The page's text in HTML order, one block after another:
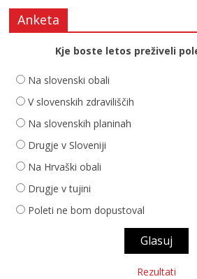
Anketa
Kje boste letos preživeli
Na slovenski obali
V slovenskih zdraviliščih
Na slovenskih planinah
Drugje v Sloveniji
Na Hrvaški obali
Drugje v tujini
Poleti ne bom dopustoval
Rezultati